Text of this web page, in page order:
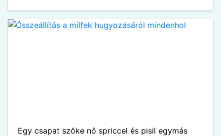
Egy csapat szőke nő spriccel és pisil egymás